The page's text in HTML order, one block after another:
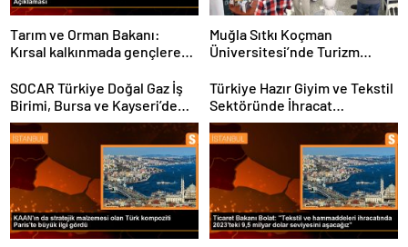
Tarım ve Orman Bakanı:
Kırsal kalkınmada gençlere
yapıyoruz
Muğla Sıtkı Koçman
Üniversitesi’nde Turizm
Buluştu
SOCAR Türkiye Doğal Gaz İş
Birimi, Bursa ve Kayseri’de
Şebeke Uzunluğunu Artıracak
Türkiye Hazır Giyim ve Tekstil
Sektöründe İhracat
Hedeflerini Açıkladı